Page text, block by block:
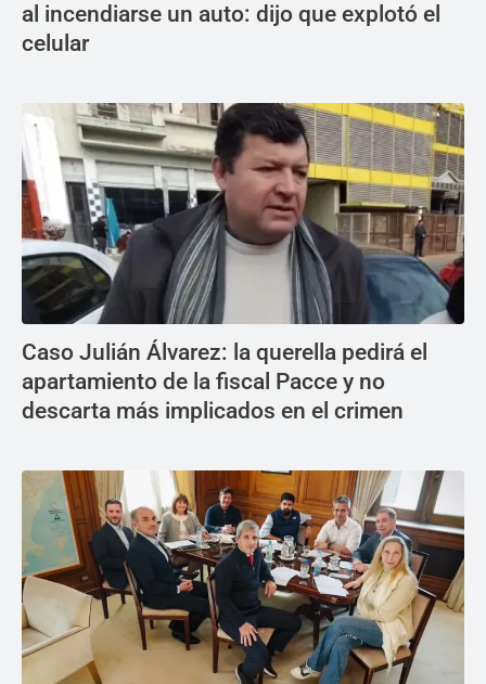
al incendiarse un auto: dijo que explotó el
celular
Caso Julián Álvarez: la querella pedirá el
apartamiento de la fiscal Pacce y no
descarta más implicados en el crimen